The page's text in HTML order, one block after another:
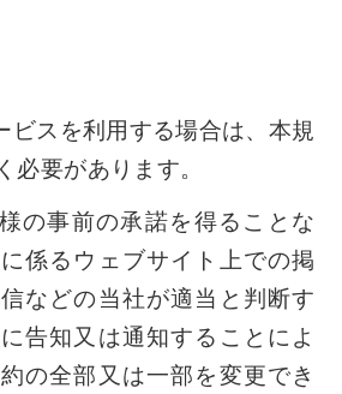
ビスを利用する場合は、本規
要があります。
の事前の承諾を得ることな
係るウェブサイト上での掲
などの当社が適当と判断す
告知又は通知することによ
の全部又は一部を変更でき